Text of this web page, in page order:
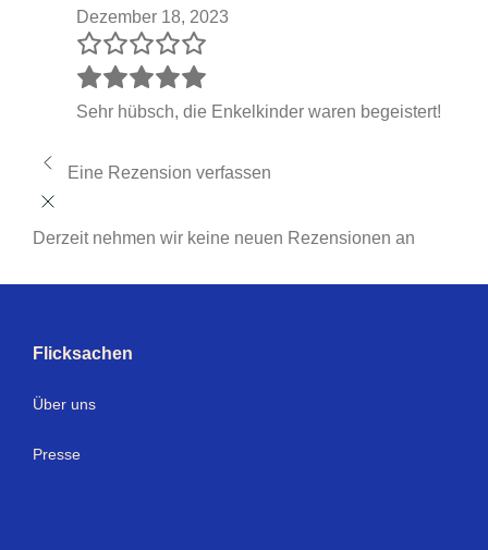
Dezember 18, 2023
Sehr hübsch, die Enkelkinder waren begeistert!
Eine Rezension verfassen
Derzeit nehmen wir keine neuen Rezensionen an
Flicksachen
Über uns
Presse